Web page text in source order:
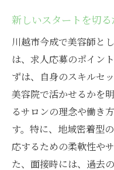
顧客満足を第
川越市今成で新
人の秘密
自己成長を促
川越市今成
自分の可能
ップ
なりたい自分
新しいスタートを切
川越市今成で美容師と
は、求人応募のポイン
ずは、自身のスキルセ
美容院で活かせるかを
るサロンの理念や働き
す。特に、地域密着型
応するための柔軟性や
た、面接時には、過去